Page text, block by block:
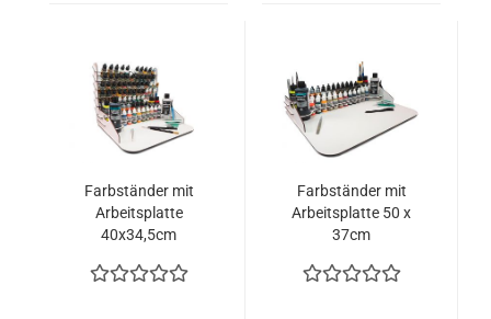
Farbständer mit
Arbeitsplatte
40x34,5cm
Farbständer mit
Arbeitsplatte 50 x
37cm